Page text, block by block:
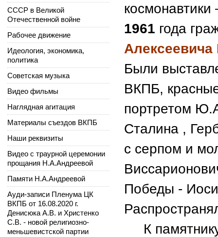
1961 года
Алексеевича
Были
ВКПБ,
портретом
Сталина ,
с серпом и
Победы -
К
СССР в Великой
Отечественной войне
Рабочее движение
Идеология, экономика,
политика
Советская музыка
Видео фильмы
Наглядная агитация
Материалы съездов ВКПБ
Наши реквизиты
Видео с траурной церемонии
прощания Н.А.Андреевой
Памяти Н.А.Андреевой
Ауди-записи Пленума ЦК
ВКПБ от 16.08.2020 г.
Денисюка А.В. и Христенко
С.В. - новой религиозно-
меньшевистской партии